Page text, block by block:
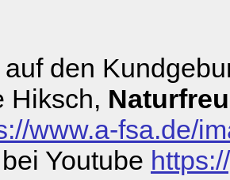
den
Hiksch,
www.a-fsa.de/
Youtube